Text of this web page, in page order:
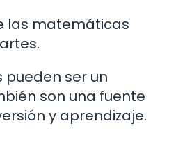
las matemáticas
ser un
son una fuente
y aprendizaje.